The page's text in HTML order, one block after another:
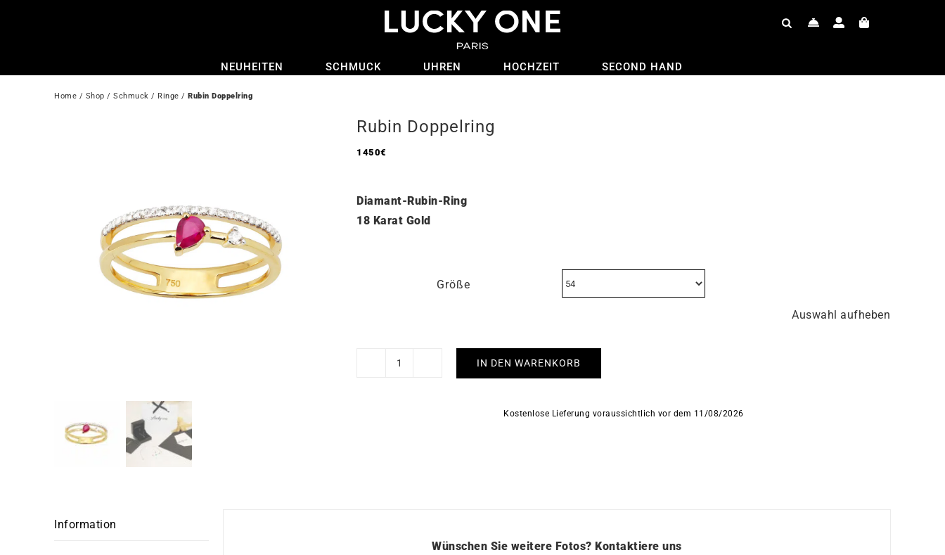
NEUHEITEN SCHMUCK UHREN HOCHZEIT SECOND HAND
Home / Shop / Schmuck / Ringe / Rubin Doppelring
Rubin Doppelring
1450€
Diamant-Rubin-Ring
18 Karat Gold
Größe
Auswahl aufheben
Rubin
IN DEN WARENKORB
Kostenlose Lieferung voraussichtlich vor dem 11/08/2026
Information
Wünschen Sie weitere Fotos?Kontaktiere uns